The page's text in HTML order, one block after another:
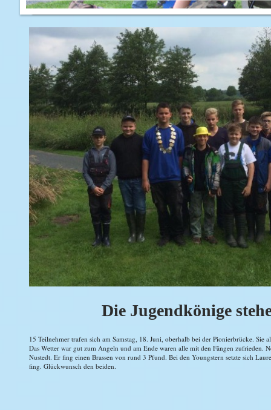
Die Jugendkönige
15 Teilnehmer trafen sich am Samstag, 18. Juni, oberhalb bei der Pionierbrücke. Sie
Das Wetter war gut zum Angeln und am Ende waren alle mit den Fängen zufrieden.
Nustedt. Er fing einen Brassen von rund 3 Pfund. Bei den Youngstern setzte sich
fing. Glückwunsch den beiden.